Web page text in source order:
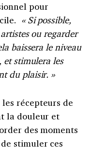
pour
« Si possible,
ou regarder
baissera le niveau
et stimulera les
du plaisir. »
récepteurs de
la douleur et
des moments
stimuler ces